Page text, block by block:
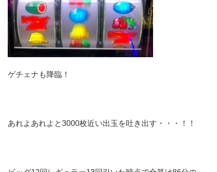
ゲチェナも降臨！
あれよあれよと3000枚近い出玉を吐き出す・・・！！